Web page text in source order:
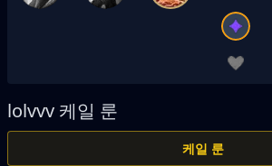
lolvvv 케일 룬
케일 룬